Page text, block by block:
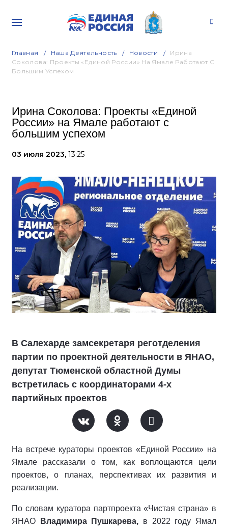
Главная Наша Деятельность Новости
Ирина
Соколова: Проекты «Единой России» На Ямале Работают С
Большим Успехом
Ирина Соколова: Проекты «Единой
России» на Ямале работают с
большим успехом
03 июля 2023, 13:25
В Салехарде замсекретаря реготделения
партии по проектной деятельности в ЯНАО,
депутат Тюменской областной Думы
встретилась с координаторами 4-х
партийных проектов
На встрече кураторы проектов «Единой России» на
Ямале рассказали о том, как воплощаются цели
проектов, о планах, перспективах их развития и
реализации.
По словам куратора партпроекта «Чистая страна» в
ЯНАО
Владимира Пушкарева, в 2022 году Ямал